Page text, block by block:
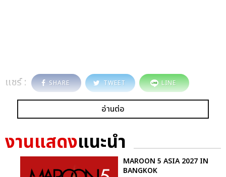
แชร์ : SHARE TWEET LINE
อ่านต่อ
งานแสดงแนะนำ
MAROON 5 ASIA 2027 IN
BANGKOK